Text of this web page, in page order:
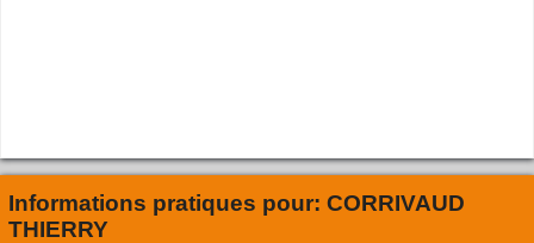
Informations pratiques pour: CORRIVAUD
THIERRY